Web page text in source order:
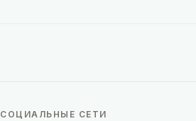
СОЦИАЛЬНЫЕ СЕТИ